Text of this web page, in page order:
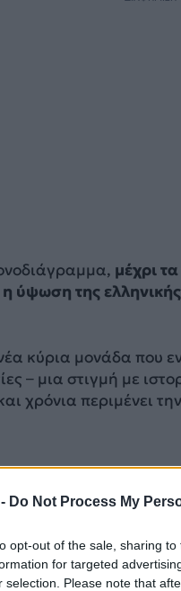
Do Not Process My
opt-out of the sale, sharing
for targeted
selection. Please note that
μέχρι
ύψωση της
κύρια μονάδα που
– μια στιγμή με
χρόνια περιμένει
εδώ και αρκετό
επιβαίνουν στο πλοίο
Σταδιακά στη
να